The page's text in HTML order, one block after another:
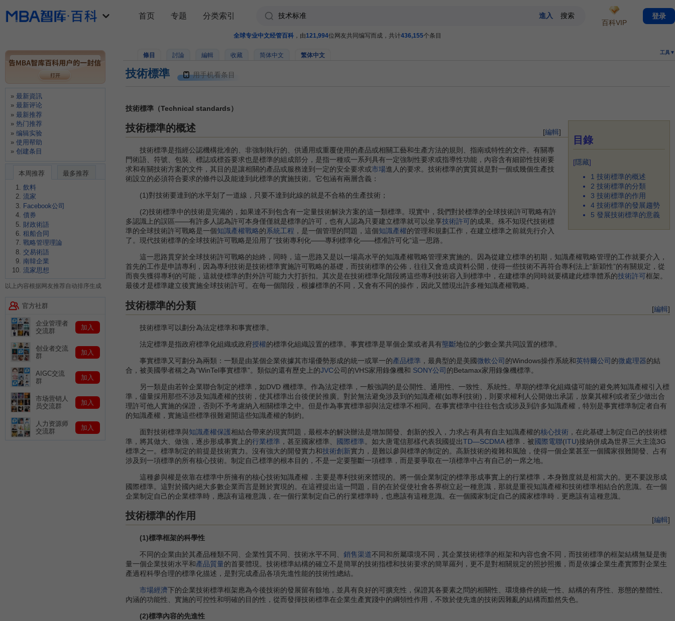
全球专业中文经管百科 ，由121,994位网友共同编写而成，共计436,155个条目
條目 討論 編輯 收藏 简体中文 繁体中文 工具▼
技術標準 用手机看条目
技術標準（Technical standards）
目錄
[隱藏]
1 技術標準的概述
2 技術標準的分類
3 技術標準的作用
4 技術標準的發展趨勢
5 發展技術標準的意義
[編輯]
技術標準的概述
技術標準是指經公認機構批准的、非強制執行的、供通用或重覆使用的產品或相關工藝和生產方法的規則、指南或特性的文件。有關專
門術語、符號、包裝、標誌或標簽要求也是標準的組成部分，是指一種或一系列具有一定強制性要求或指導性功能，內容含有細節性技術要
求和有關技術方案的文件，其目的是讓相關的產品或服務達到一定的安全要求或市場進人的要求。技術標準的實質就是對一個或幾個生產技
術設立的必須符合要求的條件以及能達到此標準的實施技術。它包涵有兩層含義：
(1)對技術要達到的水平划了一道線，只要不達到此線的就是不合格的生產技術；
(2)技術標準中的技術是完備的，如果達不到包含有一定量技術解決方案的這一類標準。現實中，我們對於標準的全球技術許可戰略有許
多認識上的誤區——有許多人認為許可本身僅僅就是標準的許可，也有人認為只要建立標準就可以坐享技術許可的成果。殊不知現代技術標
準的全球技術許可戰略是一個知識產權戰略的系統工程 ，是一個管理的問題，這個知識產權的管理和規劃工作，在建立標準之前就先行介入
了。現代技術標準的全球技術許可戰略是沿用了“技術專利化——專利標準化——標准許可化”這一思路。
這一思路貫穿於全球技術許可戰略的始終，同時，這一思路又是以一場高水平的知識產權戰略管理來實施的。因為從建立標準的初期，知識產權戰略管理的工作就要介入，
首先的工作是申請專利，因為專利技術是技術標準實施許可戰略的基礎，而技術標準的公佈，往往又會造成資料公開，使得一些技術不再符合專利法上“新穎性”的有關規定，從
而喪失獲得專利的可能，這就使標準的對外許可能力大打折扣。其次是在技術標準化階段將這些專利技術容入到標準中，在建標準的同時就要構建此標準體系的技術許可框架。
最後才是標準建立後實施全球技術許可。在每一個階段，根據標準的不同，又會有不同的操作，因此又體現出許多種知識產權戰略。
[編輯]
技術標準的分類
技術標準可以劃分為法定標準和事實標準。
法定標準是指政府標準化組織或政府授權的標準化組織設置的標準。事實標準是單個企業或者具有壟斷地位的少數企業共同設置的標準。
事實標準又可劃分為兩類：一類是由某個企業依據其市場優勢形成的統一或單一的產品標準 ，最典型的是美國微軟公司 的Windows操作系統和英特爾公司 的微處理器的結
合，被美國學者稱之為“WinTel事實標準”。類似的還有歷史上的JVC公司的VHS家用錄像機和 SONY公司 的Betamax家用錄像機標準。
另一類是由若幹企業聯合制定的標準，如DVD 機標準。作為法定標準，一般強調的是公開性、通用性、一致性、系統性。早期的標準化組織儘可能的避免將知識產權引入標
準，儘量採用那些不涉及知識產權的技術，使其標準出台後便於推廣。對於無法避免涉及到的知識產權(如專利技術)，則要求權利人公開做出承諾，放棄其權利或者至少做出合
理許可他人實施的保證，否則不予考慮納入相關標準之中。但是作為事實標準卻與法定標準不相同。在事實標準中往往包含或涉及到許多知識產權，特別是事實標準制定者自有
的知識產權，實施這些標準很難避開這些知識產權的制約。
面對技術標準與知識產權保護相結合帶來的現實問題，最根本的解決辦法是增加開發、創新的投入，力求占有具有自主知識產權的核心技術 ，在此基礎上制定自己的技術標
準，將其做大、做強，逐步形成事實上的行業標準 ，甚至國家標準、 國際標準。如大唐電信那樣代表我國提出TD—SCDMA標準．被國際電聯(ITU)接納併成為世界三大主流3G
標準之一。標準制定的前提是技術實力。沒有強大的開發實力和技術創新實力，是難以參與標準的制定的。高新技術的複雜和風險，使得一個企業甚至一個國家很難開發、占有
涉及到一項標準的所有核心技術。制定自己標準的根本目的，不是一定要壟斷一項標準，而是要爭取在一項標準中占有自己的一席之地。
這種參與權是依靠在標準中所擁有的核心技術知識產權．主要是專利技術來體現的。將一個企業制定的標準形成事實上的行業標準，本身難度就是相當大的。更不要說形成
國際標準。這對於國內絕大多數企業而言是難於實現的。在這裡提出這一問題，目的在於促使社會各界樹立起一種意識，那就是重視知識產權和技術標準相結合的意識。在一個
企業制定自己的企業標準時，應該有這種意識，在一個行業制定自己的行業標準時，也應該有這種意識。在一個國家制定自己的國家標準時．更應該有這種意識。
[編輯]
技術標準的作用
(1)標準框架的科學性
不同的企業由於其產品種類不同、企業性質不同、技術水平不同、 銷售渠道不同和所屬環境不同，其企業技術標準的框架和內容也會不同，而技術標準的框架結構無疑是衡
量一個企業技術水平和產品質量的首要體現。技術標準結構的確立不是簡單的技術指標和技術要求的簡單羅列，更不是對相關規定的照抄照搬，而是依據企業生產實際對企業生
產過程科學合理的標準化描述，是對完成產品各項先進性能的技術性總結。
市場經濟下的企業技術標準框架應為今後技術的發展留有餘地，並具有良好的可擴充性，保證其各要素之問的相關性、環境條件的統一性、結構的有序性、形態的整體性、
內涵的功能性、實施的可控性和明確的目的性，從而發揮技術標準在企業生產實踐中的綱領性作用，不致於使先進的技術因雜亂的結構而黯然失色。
(2)標準內容的先進性
首页 专题 分类索引
百科VIP
登录
最新資訊
最新评论
最新推荐
热门推荐
编辑实验
使用帮助
创建条目
本周推荐
最多推荐
飲料
流家
Facebook公司
債券
財政術語
租船合同
戰略管理理論
交易術語
南韓企業
流家思想
以上内容根据网友推荐自动排序生成
官方社群
企业管理者
交流群
加入
创业者交流
群
加入
AIGC交流
群
加入
市场营销人
员交流群
加入
人力资源师
交流群
加入